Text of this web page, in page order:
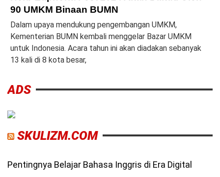
90 UMKM Binaan BUMN
Dalam upaya mendukung pengembangan UMKM,
Kementerian BUMN kembali menggelar Bazar UMKM
untuk Indonesia. Acara tahun ini akan diadakan sebanyak
13 kali di 8 kota besar,
ADS
SKULIZM.COM
Pentingnya Belajar Bahasa Inggris di Era Digital